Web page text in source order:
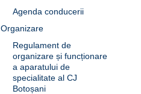
Agenda conducerii
Organizare
Regulament de
organizare și funcționare
a aparatului de
specialitate al CJ
Botoșani